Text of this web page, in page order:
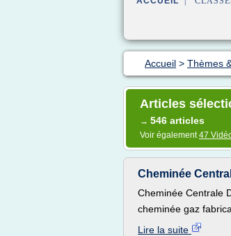
Accueil > Thèmes
Articles
→ 546 articles
Voir également47
Cheminée
Cheminée Centrale
cheminée gaz
Lire la suite